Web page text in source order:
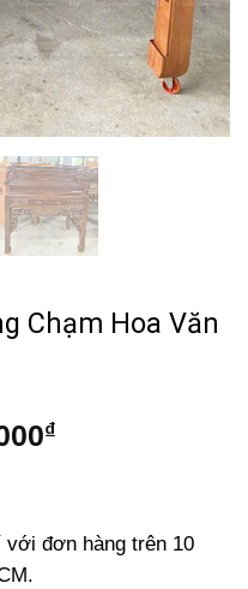
Chạm Hoa Văn
₫Giá
9,770,000₫.
với đơn hàng trên 10